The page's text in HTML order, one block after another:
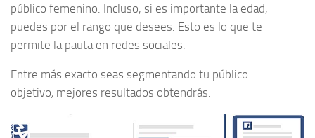
público femenino. Incluso, si es importante la edad,
puedes por el rango que desees. Esto es lo que te
permite la pauta en redes sociales.
Entre más exacto seas segmentando tu público
objetivo, mejores resultados obtendrás.